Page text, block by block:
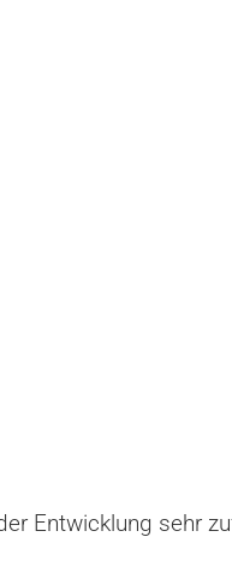
Entwicklung sehr